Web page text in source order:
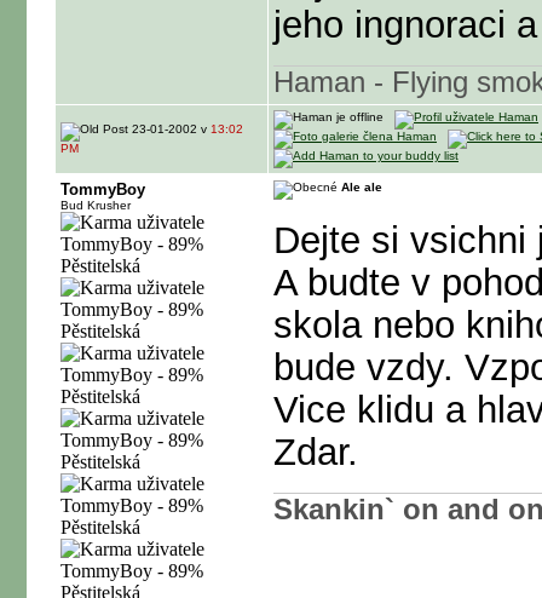
jeho ingnoraci
Haman - Flying
23-01-2002 v 13:02
PM
TommyBoy
Bud Krusher
Ale ale
Dejte si vsichni
A budte v
skola nebo
bude vzdy.
Vice klidu a
Zdar.
Skankin` on and